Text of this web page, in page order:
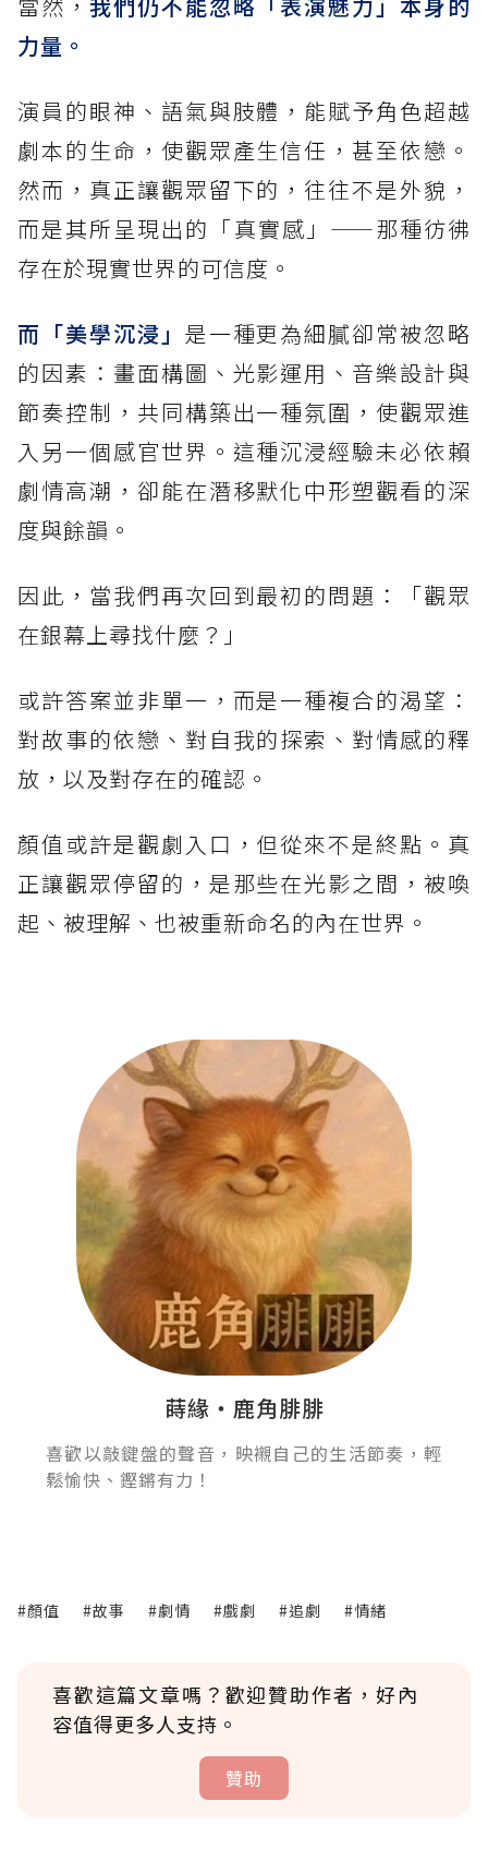
當然， 我們仍不能忽略「表演魅力」本身的
力量。
演員的眼神、語氣與肢體，能賦予角色超越
劇本的生命，使觀眾產生信任，甚至依戀。
然而，真正讓觀眾留下的，往往不是外貌，
而是其所呈現出的「真實感」——那種彷彿
存在於現實世界的可信度。
而「美學沉浸」 是一種更為細膩卻常被忽略
的因素：畫面構圖、光影運用、音樂設計與
節奏控制，共同構築出一種氛圍，使觀眾進
入另一個感官世界。這種沉浸經驗未必依賴
劇情高潮，卻能在潛移默化中形塑觀看的深
度與餘韻。
因此，當我們再次回到最初的問題：「觀眾
在銀幕上尋找什麼？」
或許答案並非單一，而是一種複合的渴望：
對故事的依戀、對自我的探索、對情感的釋
放，以及對存在的確認。
顏值或許是觀劇入口，但從來不是終點。真
正讓觀眾停留的，是那些在光影之間，被喚
起、被理解、也被重新命名的內在世界。
蒔緣‧鹿角腓腓
喜歡以敲鍵盤的聲音，映襯自己的生活節奏，輕
鬆愉快、鏗鏘有力！
#顏值 #故事 #劇情 #戲劇 #追劇 #情緒
喜歡這篇文章嗎？歡迎贊助作者，好內
容值得更多人支持。
贊助